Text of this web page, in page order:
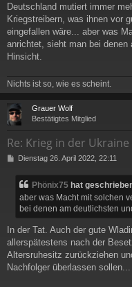
i
t
r
Deutschland mutiert immer
Kriegstreibern, was ihnen vor
eingefallen wäre... aber was
anrichtet, sieht man bei
Hinsicht.
Nichts ist so, wie es scheint.
Grauer Wolf
Bestätigtes Mitglied
Re: Krieg in der
B
g
Dienstag 26. April 2022, 22:11
Phönix75 hat
aber was Macht mit solchen
bei denen am deutlichsten
In der Tat. Auch der gute
allerspätestens nach der
Altersruhesitz zurückziehen
Nachfolger überlassen sollen...